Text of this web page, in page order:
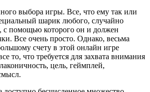
выбора игры. Все, что ему так или
шарик любого, случайно
с помощью которого он и должен
Все очень просто. Однако, весьма
счету в этой онлайн игре
то, что требуется для захвата внимания
цель, геймплей,